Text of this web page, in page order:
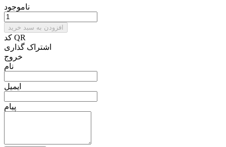
ناموجود
افزودن به سبد خرید
کد QR
اشتراک گذاری
خروج
نام
ایمیل
پیام